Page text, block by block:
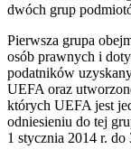
dwóch grup
Pierwsza grupa
osób prawnych i
podatników
UEFA oraz
których UEFA jest
odniesieniu do tej
1 stycznia 2014 r. do